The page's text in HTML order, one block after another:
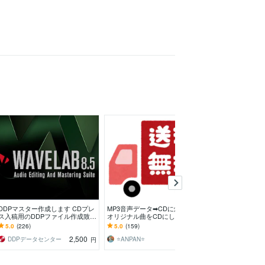
マスター作成します CDプレ
入稿用のDDPファイル作成致し
す
5.0 (226)
DDPデータセンター
2,500 円
MP3音声データ➡CDに焼きます
オリジナル曲をCDにしたい・イ
ベントCDを作製したい方へ
5.0 (159)
⭐ANPAN⭐